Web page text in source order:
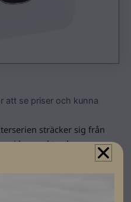
att se priser och kunna
sträcker sig från
i kompakt och snygg